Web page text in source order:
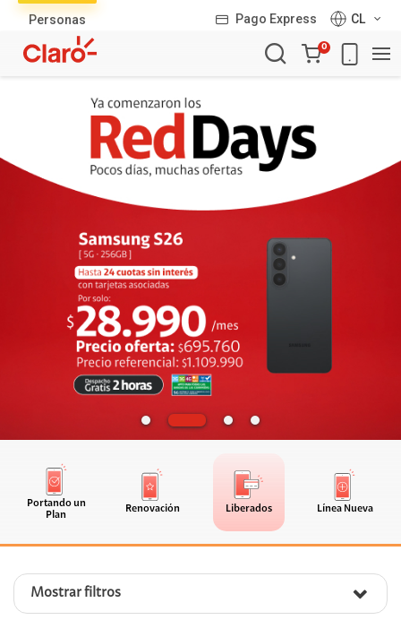
Personas Pago Express
CL
Carro
de
0
Portando un
Plan
Renovación Liberados Línea Nueva
Mostrar filtros
productos